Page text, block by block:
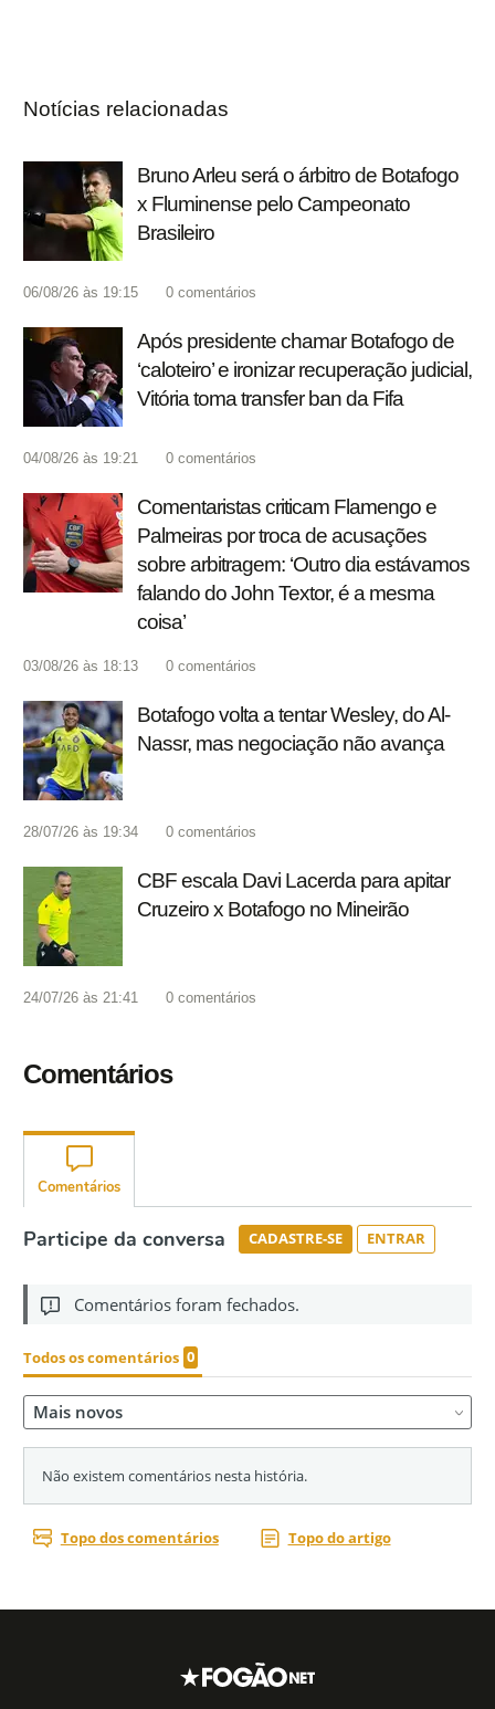
Notícias relacionadas
Bruno Arleu será o árbitro de Botafogo
x Fluminense pelo Campeonato
Brasileiro
06/08/26 às 19:15 0 comentários
Após presidente chamar Botafogo de
‘caloteiro’ e ironizar recuperação judicial,
Vitória toma transfer ban da Fifa
04/08/26 às 19:21 0 comentários
Comentaristas criticam Flamengo e
Palmeiras por troca de acusações
sobre arbitragem: ‘Outro dia estávamos
falando do John Textor, é a mesma
coisa’
03/08/26 às 18:13 0 comentários
Botafogo volta a tentar Wesley, do Al-
Nassr, mas negociação não avança
28/07/26 às 19:34 0 comentários
CBF escala Davi Lacerda para apitar
Cruzeiro x Botafogo no Mineirão
24/07/26 às 21:41 0 comentários
Comentários